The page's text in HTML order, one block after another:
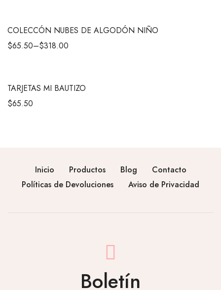
COLECCÓN NUBES DE ALGODÓN NIÑO
$65.50–$318.00
TARJETAS MI BAUTIZO
$65.50
Inicio Productos Blog
Contacto
Políticas de Devoluciones
Aviso de Privacidad
Boletín